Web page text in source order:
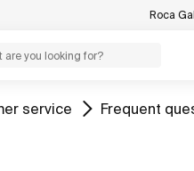
Roca
service Frequent